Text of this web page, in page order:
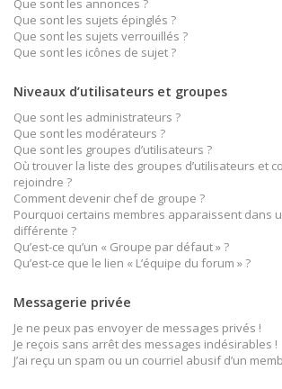
Que sont les annonces ?
Que sont les sujets épinglés ?
Que sont les sujets verrouillés ?
Que sont les icônes de sujet ?
Niveaux d’utilisateurs et groupes
Que sont les administrateurs ?
Que sont les modérateurs ?
Que sont les groupes d’utilisateurs ?
Où trouver la liste des groupes d’utilisateurs et
rejoindre ?
Comment devenir chef de groupe ?
Pourquoi certains membres apparaissent dans
différente ?
Qu’est-ce qu’un « Groupe par défaut » ?
Qu’est-ce que le lien « L’équipe du forum » ?
Messagerie privée
Je ne peux pas envoyer de messages privés !
Je reçois sans arrêt des messages indésirables !
J’ai reçu un spam ou un courriel abusif d’un